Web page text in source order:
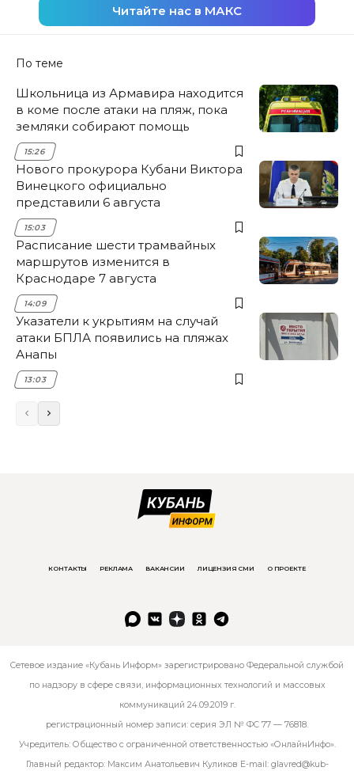
Читайте нас в МАКС
По теме
Школьница из Армавира находится
в коме после атаки на пляж, пока
земляки собирают помощь
15:26
Нового прокурора Кубани Виктора
Винецкого официально
представили 6 августа
15:03
Расписание шести трамвайных
маршрутов изменится в
Краснодаре 7 августа
14:09
Указатели к укрытиям на случай
атаки БПЛА появились на пляжах
Анапы
13:03
КОНТАКТЫ РЕКЛАМА ВАКАНСИИ ЛИЦЕНЗИЯ СМИ О ПРОЕКТЕ
Сетевое издание «Кубань Информ» зарегистрировано Федеральной службой
по надзору в сфере связи, информационных технологий и массовых
коммуникаций 24.09.2019 г.
регистрационный номер записи: серия ЭЛ № ФС 77 — 76818.
Учредитель: Общество с ограниченной ответственностью «ОнлайнИнфо».
Главный редактор: Максим Анатольевич Куликов E-mail: glavred@kub-